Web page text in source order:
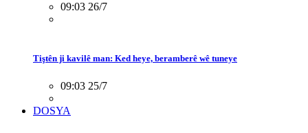
09:03 26/7
Tiştên ji kavilê man: Ked heye, beramberê wê tuneye
09:03 25/7
DOSYA